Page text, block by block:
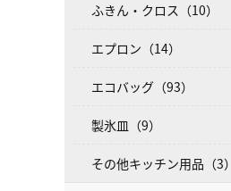
ふきん・クロス（10）
エプロン（14）
エコバッグ（93）
製氷皿（9）
その他キッチン用品（3）